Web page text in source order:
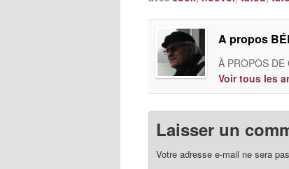
A propos
À PROPOS DE
Voir tous les
Laisser un
Votre adresse e-mail ne sera